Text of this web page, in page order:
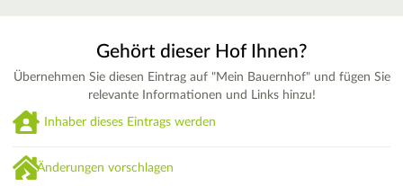
Gehört dieser Hof Ihnen?
Übernehmen Sie diesen Eintrag auf "Mein Bauernhof" und fügen Sie
relevante Informationen und Links hinzu!
Inhaber dieses Eintrags werden
Änderungen vorschlagen